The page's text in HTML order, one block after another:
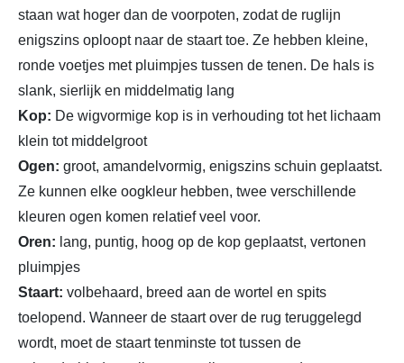
staan wat hoger dan de voorpoten, zodat de ruglijn
enigszins oploopt naar de staart toe. Ze hebben kleine,
ronde voetjes met pluimpjes tussen de tenen. De hals is
slank, sierlijk en middelmatig lang
Kop: De wigvormige kop is in verhouding tot het lichaam
klein tot middelgroot
Ogen: groot, amandelvormig, enigszins schuin geplaatst.
Ze kunnen elke oogkleur hebben, twee verschillende
kleuren ogen komen relatief veel voor.
Oren: lang, puntig, hoog op de kop geplaatst, vertonen
pluimpjes
Staart: volbehaard, breed aan de wortel en spits
toelopend. Wanneer de staart over de rug teruggelegd
wordt, moet de staart tenminste tot tussen de